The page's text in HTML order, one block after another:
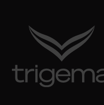
Weitere Informationen
Technologien sowie die
finden Sie in unserer